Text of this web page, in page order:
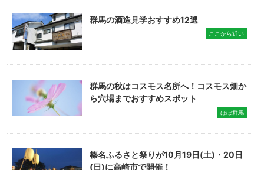
群馬の酒造見学おすすめ12選
ここから近い
群馬の秋はコスモス名所へ！コスモス畑か
ら穴場までおすすめスポット
ほぼ群馬
榛名ふるさと祭りが10月19日(土)・20日
(日)に高崎市で開催！